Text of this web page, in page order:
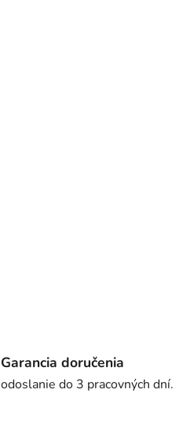
Garancia doručenia
odoslanie do 3 pracovných dní.